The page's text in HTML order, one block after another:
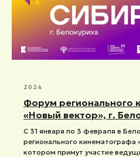
2024
Форум регионального
«Новый вектор», г.
С 31 января по 3 февраля в
регионального кинематографа
котором примут участие